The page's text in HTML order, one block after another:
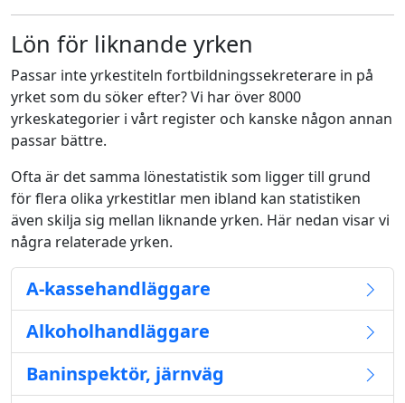
Lön för liknande yrken
Passar inte yrkestiteln fortbildningssekreterare in på
yrket som du söker efter? Vi har över 8000
yrkeskategorier i vårt register och kanske någon annan
passar bättre.
Ofta är det samma lönestatistik som ligger till grund
för flera olika yrkestitlar men ibland kan statistiken
även skilja sig mellan liknande yrken. Här nedan visar vi
några relaterade yrken.
A-kassehandläggare
Alkoholhandläggare
Baninspektör, järnväg